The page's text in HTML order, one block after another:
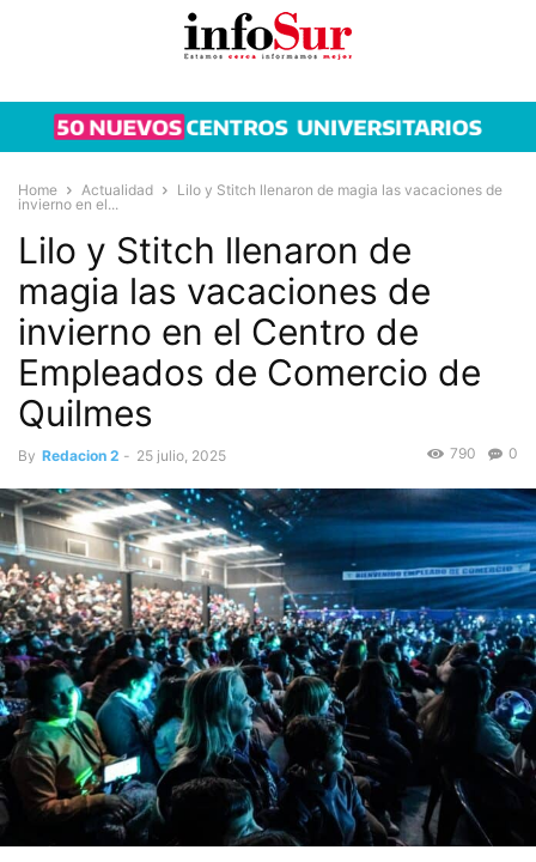
Home Actualidad
Lilo y Stitch llenaron de magia las vacaciones de
invierno en el...
Lilo y Stitch llenaron de
magia las vacaciones de
invierno en el Centro de
Empleados de Comercio de
Quilmes
By Redacion 2 - 25 julio, 2025 0
790